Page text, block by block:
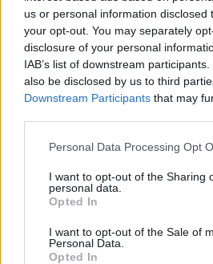
us or personal information disclosed
your opt-out. You may separately
disclosure of your personal
IAB’s list of downstream
also be disclosed by us to third
Downstream Participants that may
Please note that this website/app
not limited to your visit or usage
grant or deny consent to Google
use your data for below specified
consent section.
Personal Data Processing Opt
I want to opt-out of the Sharing
personal data.
Opted In
I want to opt-out of the Sale of
Personal Data.
Opted In
NECROLOGIE
Mario Malu